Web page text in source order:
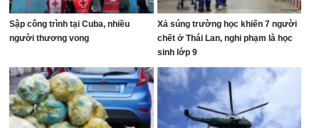
Sập công trình tại Cuba, nhiều
người thương vong
Xả súng trường học khiến 7 người
chết ở Thái Lan, nghi phạm là học
sinh lớp 9